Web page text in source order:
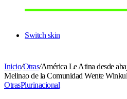
Switch skin
Inicio/Otras/América Le Atina desde
Melinao de la Comunidad Wente
OtrasPlurinacional